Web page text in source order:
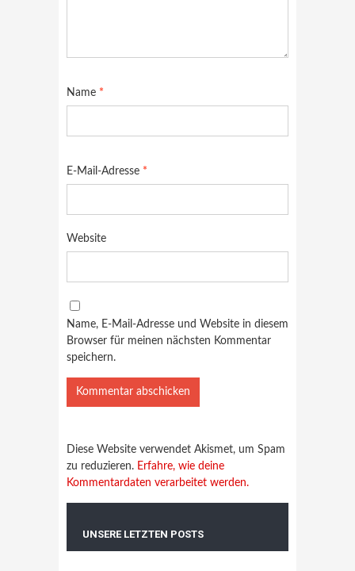
Name *
E-Mail-Adresse *
Website
Name, E-Mail-Adresse und Website in diesem
Browser für meinen nächsten Kommentar
speichern.
Diese Website verwendet Akismet, um Spam
zu reduzieren. Erfahre, wie deine
Kommentardaten verarbeitet werden.
UNSERE LETZTEN POSTS